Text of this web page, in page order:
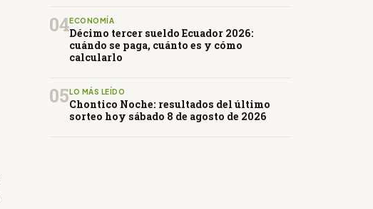
04ECONOMÍA
Décimo tercer sueldo Ecuador 2026:
cuándo se paga, cuánto es y cómo
calcularlo
05 LO MÁS LEÍDO
Chontico Noche: resultados del último
sorteo hoy sábado 8 de agosto de 2026